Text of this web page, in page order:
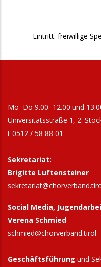
Eintritt: freiwillige
Mo–Do 9.00–12.00 und
Universitätsstraße 1, 2.
t 0512 / 58 88 01
Sekretariat:
Brigitte Luftensteiner
Social Media,
Verena Schmied
schmied@chorverband.tirol
Geschäftsführung und